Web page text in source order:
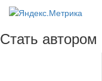
Стать